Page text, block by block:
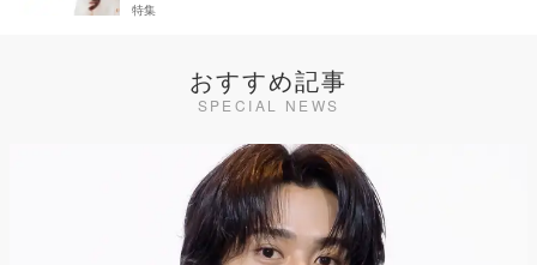
特集
おすすめ記事
SPECIAL NEWS